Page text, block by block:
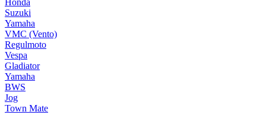
Honda
Suzuki
Yamaha
VMC (Vento)
Regulmoto
Vespa
Gladiator
Yamaha
BWS
Jog
Town Mate